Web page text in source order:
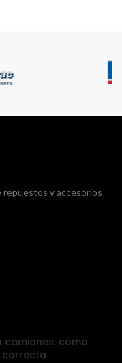
repuestos y accesorios
cómo
correcta